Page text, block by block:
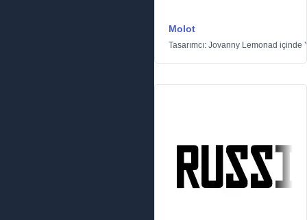
Molot
Tasarımcı: Jovanny Lemonad içinde